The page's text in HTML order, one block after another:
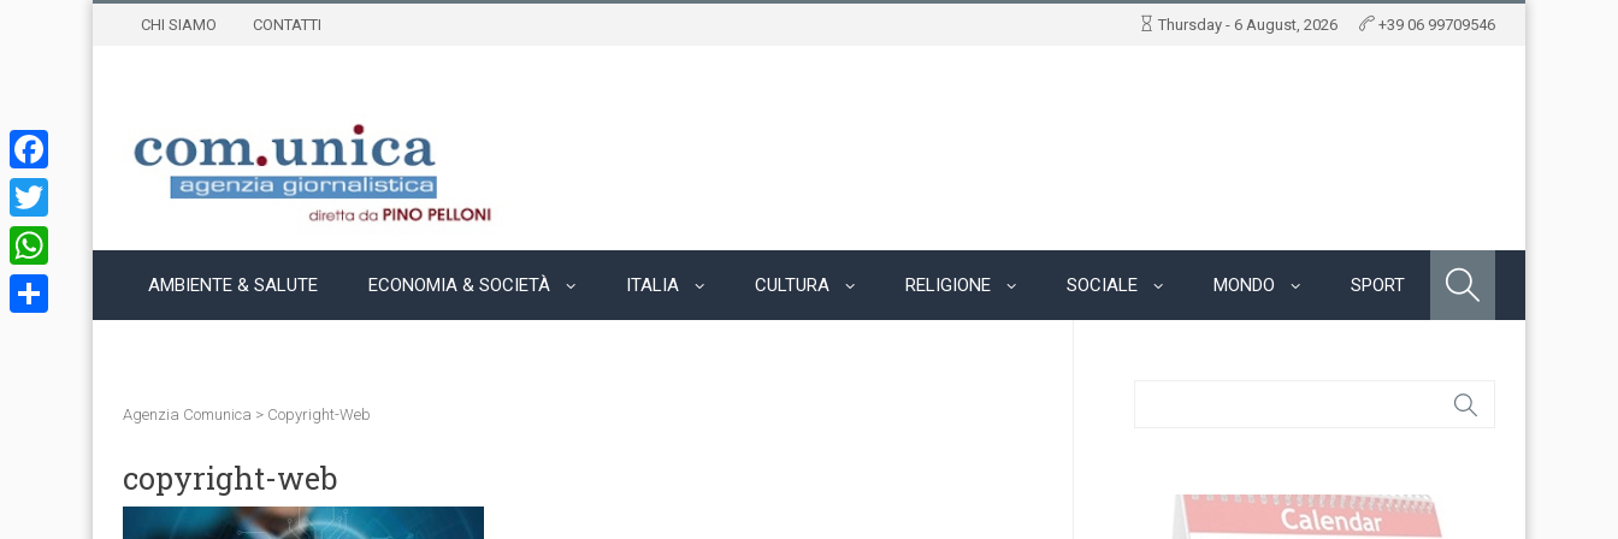
CHI SIAMO CONTATTI Thursday - 6 August, 2026 +39 06 99709546
AMBIENTE & SALUTE ECONOMIA & SOCIETÀ ITALIA CULTURA RELIGIONE SOCIALE MONDO SPORT
Agenzia Comunica > Copyright-Web
copyright-web
Facebook
Twitter
WhatsApp